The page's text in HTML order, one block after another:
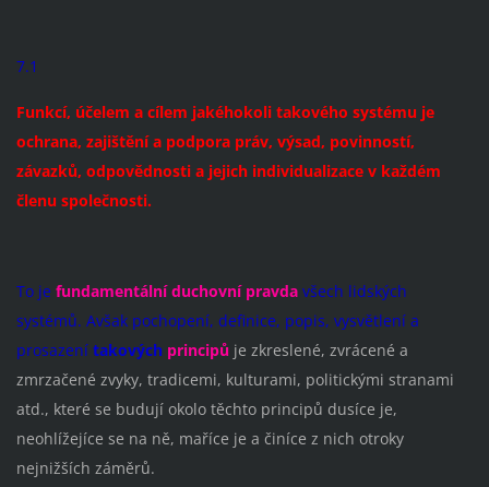
7.1
Funkcí, účelem a cílem jakéhokoli takového systému je
ochrana, zajištění a podpora práv, výsad, povinností,
závazků, odpovědnosti a jejich individualizace v každém
členu společnosti.
To je fundamentální duchovní pravda všech lidských
systémů. Avšak pochopení, definice, popis, vysvětlení a
prosazení takovýchprincipů je zkreslené, zvrácené a
zmrzačené zvyky, tradicemi, kulturami, politickými stranami
atd., které se budují okolo těchto principů dusíce je,
neohlížejíce se na ně, maříce je a činíce z nich otroky
nejnižších záměrů.